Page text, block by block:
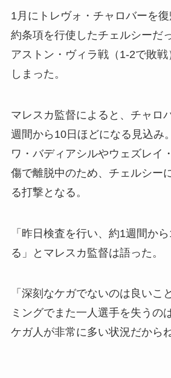
1月にトレヴォ・チャロバーを
約条項を行使したチェルシーだ
アストン・ヴィラ戦（1-2で敗
しまった。
マレスカ監督によると、チャロ
週間から10日ほどになる見込み
ワ・バディアシルやウェズレイ
傷で離脱中のため、チェルシー
る打撃となる。
「昨日検査を行い、約1週間か
る」とマレスカ監督は語った。
「深刻なケガでないのは良いこ
ミングでまた一人選手を失うの
ケガ人が非常に多い状況だからね